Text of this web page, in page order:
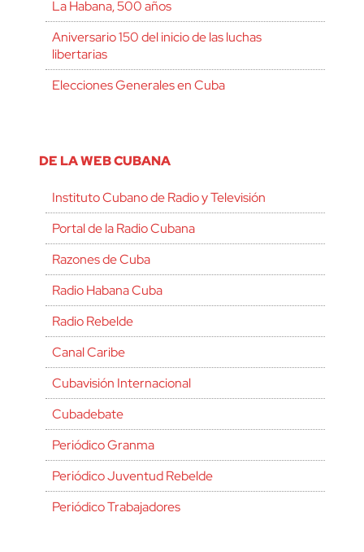
La Habana, 500 años
Aniversario 150 del inicio de las luchas
libertarias
Elecciones Generales en Cuba
DE LA WEB CUBANA
Instituto Cubano de Radio y Televisión
Portal de la Radio Cubana
Razones de Cuba
Radio Habana Cuba
Radio Rebelde
Canal Caribe
Cubavisión Internacional
Cubadebate
Periódico Granma
Periódico Juventud Rebelde
Periódico Trabajadores